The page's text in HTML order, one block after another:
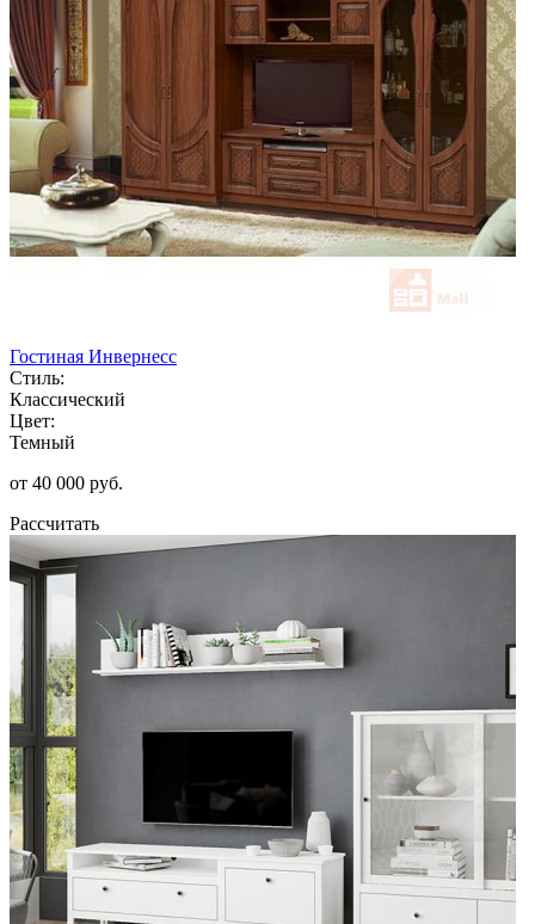
Гостиная Инвернесс
Стиль:
Классический
Цвет:
Темный
от 40 000 руб.
Рассчитать